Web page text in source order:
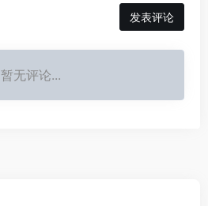
发表评论
暂无评论...